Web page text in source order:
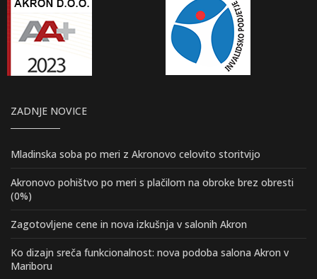
ZADNJE NOVICE
Mladinska soba po meri z Akronovo celovito storitvijo
Akronovo pohištvo po meri s plačilom na obroke brez obresti
(0%)
Zagotovljene cene in nova izkušnja v salonih Akron
Ko dizajn sreča funkcionalnost: nova podoba salona Akron v
Mariboru